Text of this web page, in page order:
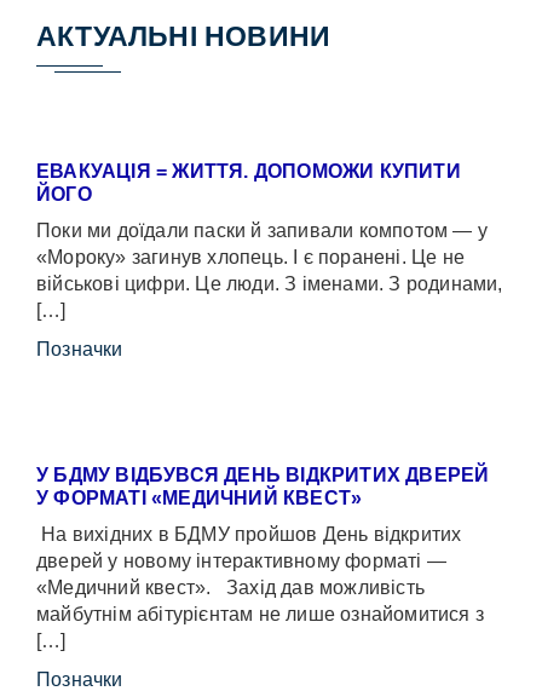
АКТУАЛЬНІ НОВИНИ
ЕВАКУАЦІЯ = ЖИТТЯ. ДОПОМОЖИ КУПИТИ
ЙОГО
Поки ми доїдали паски й запивали компотом — у
«Мороку» загинув хлопець. І є поранені. Це не
військові цифри. Це люди. З іменами. З родинами,
[…]
Позначки
У БДМУ ВІДБУВСЯ ДЕНЬ ВІДКРИТИХ ДВЕРЕЙ
У ФОРМАТІ «МЕДИЧНИЙ КВЕСТ»
На вихідних в БДМУ пройшов День відкритих
дверей у новому інтерактивному форматі —
«Медичний квест». Захід дав можливість
майбутнім абітурієнтам не лише ознайомитися з
[…]
Позначки